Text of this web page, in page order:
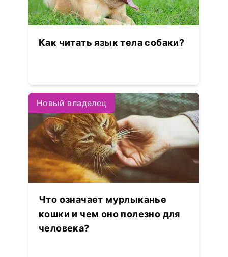
Как читать язык тела собаки?
Новый владелец
Что означает мурлыканье
кошки и чем оно полезно для
человека?